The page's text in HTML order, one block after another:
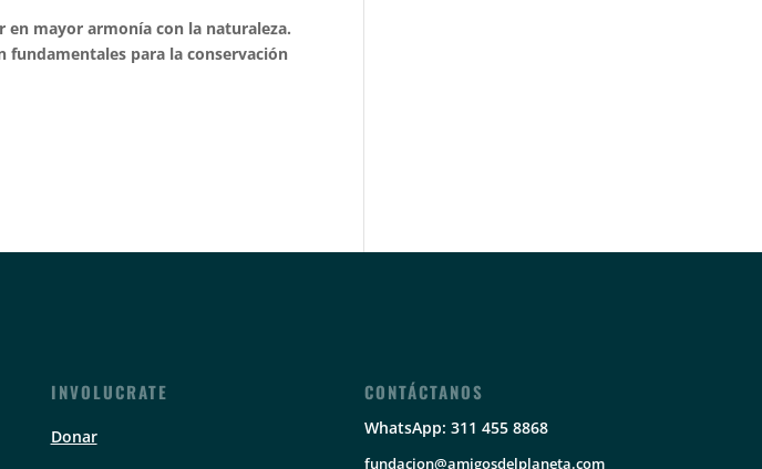
en mayor armonía con la naturaleza.
fundamentales para la conservación
INVOLUCRATE
Donar
CONTÁCTANOS
WhatsApp: 311 455 8868
fundacion@amigosdelplaneta.com